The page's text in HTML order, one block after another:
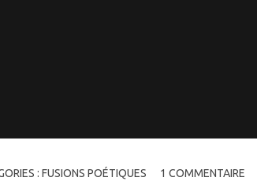
: FUSIONS POÉTIQUES 1 COMMENTAIRE